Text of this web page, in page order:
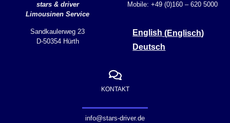
stars & driver
Limousinen Service
Sandkaulerweg 23
D-50354 Hürth
Mobile: +49 (0)160 – 620 5000
English (Englisch)
Deutsch
KONTAKT
info@stars-driver.de